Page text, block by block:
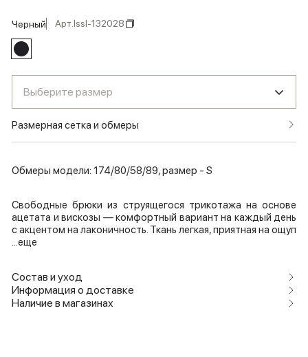
черный Арт.lssl-132028
Выберите размер
Размерная сетка и обмеры
Обмеры модели: 174/80/58/89, размер - S
Свободные брюки из струящегося трикотажа на основе
ацетата и вискозы — комфортный вариант на каждый день
с акцентом на лаконичность. Ткань легкая, приятная на ощуп
...еще
Состав и уход
Информация о доставке
Наличие в магазинах